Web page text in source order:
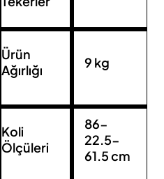
Ürün
Ağırlığı
9 kg
Koli
Ölçüleri
86-
22.5-
61.5 cm